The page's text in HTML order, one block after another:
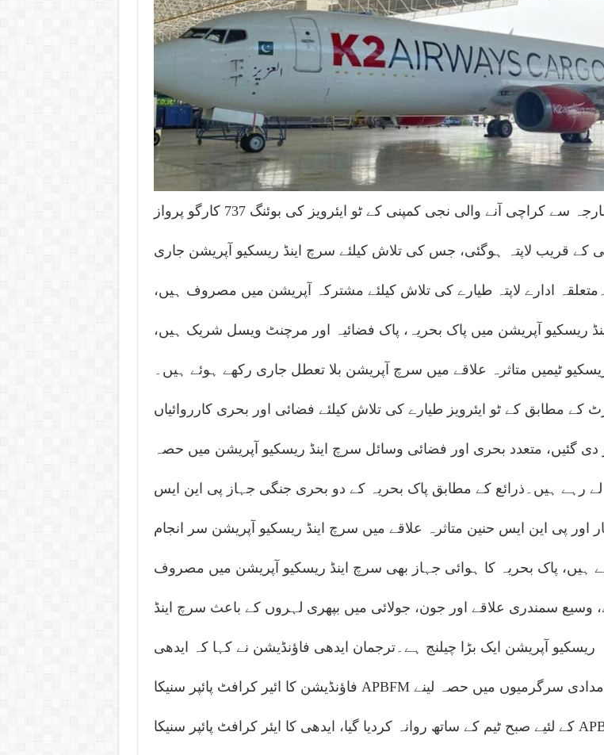
شارجہ سے کراچی آنے والی نجی کمپنی کے ٹو ایئرویز کی بوئنگ 737 کارگو پرواز
کے قریب لاپتہ ہوگئی، جس کی تلاش کیلئے سرچ اینڈ ریسکیو آپریشن جاری
ادارے لاپتہ طیارے کی تلاش کیلئے مشترکہ آپریشن میں مصروف ہیں،
ریسکیو آپریشن میں پاک بحریہ، پاک فضائیہ اور مرچنٹ ویسل شریک ہیں،
ٹیمیں متاثرہ علاقے میں سرچ آپریشن بلا تعطل جاری رکھے ہوئے ہیں۔
کے مطابق کے ٹو ایئرویز طیارے کی تلاش کیلئے فضائی اور بحری کارروائیاں
دی گئیں، متعدد بحری اور فضائی وسائل سرچ اینڈ ریسکیو آپریشن میں حصہ
لے رہے ہیں۔ذرائع کے مطابق پاک بحریہ کے دو بحری جنگی جہاز پی این ایس
اور پی این ایس حنین متاثرہ علاقے میں سرچ اینڈ ریسکیو آپریشن سر انجام
ہیں، پاک بحریہ کا ہوائی جہاز بھی سرچ اینڈ ریسکیو آپریشن میں مصروف
وسیع سمندری علاقے اور جون، جولائی میں بپھری لہروں کے باعث سرچ اینڈ
ریسکیو آپریشن ایک بڑا چیلنج ہے۔ترجمان ایدھی فاؤنڈیشن نے کہا کہ ایدھی
فاؤنڈیشن کا ائیر کرافٹ پائپر سنیکا APBFM بھی امدادی سرگرمیوں میں حصہ لینے
کے لئیے صبح ٹیم کے ساتھ روانہ کردیا گیا، ایدھی کا ایئر کرافٹ پائپر سنیکا APBFM